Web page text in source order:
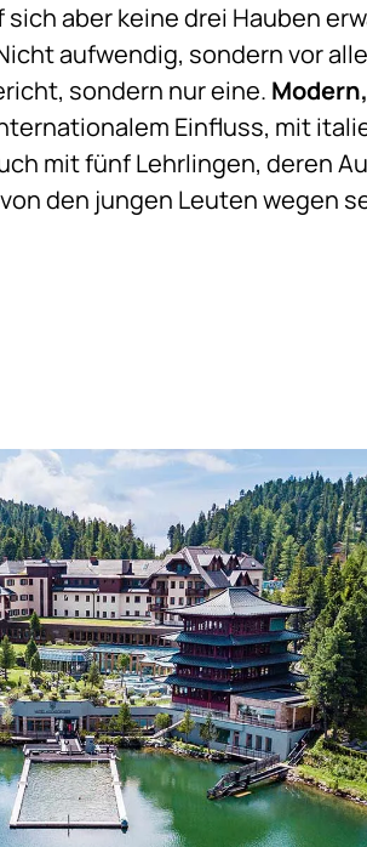
aber keine drei Hauben
aufwendig, sondern vor
sondern nur eine.
Einfluss, mit
mit fünf Lehrlingen, deren
den jungen Leuten wegen